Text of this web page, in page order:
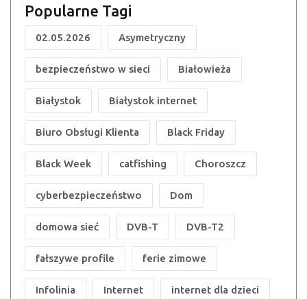
Popularne Tagi
02.05.2026 Asymetryczny
bezpieczeństwo w sieci Białowieża
Białystok Białystok internet
Biuro Obsługi Klienta Black Friday
Black Week catfishing Choroszcz
cyberbezpieczeństwo Dom
domowa sieć DVB-T DVB-T2
fałszywe profile ferie zimowe
Infolinia Internet internet dla dzieci